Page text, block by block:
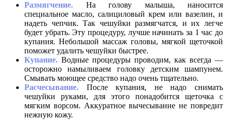
Размягчение. На голову малыша, наносится
специальное масло, салициловый крем или вазелин, и
надеть чепчик. Так чешуйки размягчатся, и их легче
будет убрать. Эту процедуру, лучше начинать за 1 час до
купания. Небольшой массаж головы, мягкой щеточкой
поможет удалить чешуйки быстрее.
Купание. Водные процедуры проводим, как всегда —
осторожно намыливаем головку детским шампунем.
Смывать моющее средство надо очень тщательно.
Расчесывание. После купания, не надо снимать
чешуйки руками, для этого понадобится щеточка с
мягким ворсом. Аккуратное вычесывание не повредит
нежную кожу.